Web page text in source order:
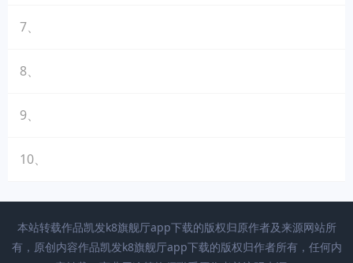
7、
8、
9、
10、
本站转载作品凯发k8旗舰厅app下载的版权归原作者及来源网站所
有，原创内容作品凯发k8旗舰厅app下载的版权归作者所有，任何内